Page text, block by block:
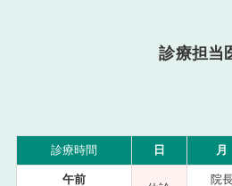
診療担当
診療時間 日 月
午前
院